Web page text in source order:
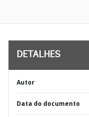
DETALHES
Autor
Data do documento